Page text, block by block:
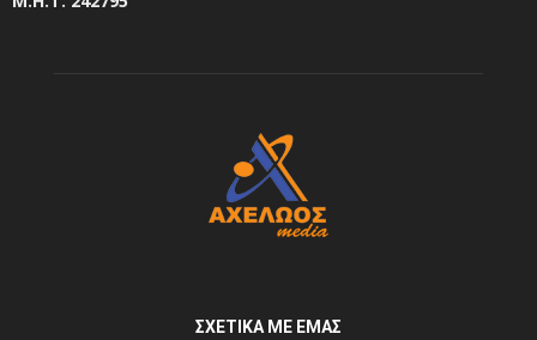
ΣΧΕΤΙΚΆ ΜΕ ΕΜΆΣ